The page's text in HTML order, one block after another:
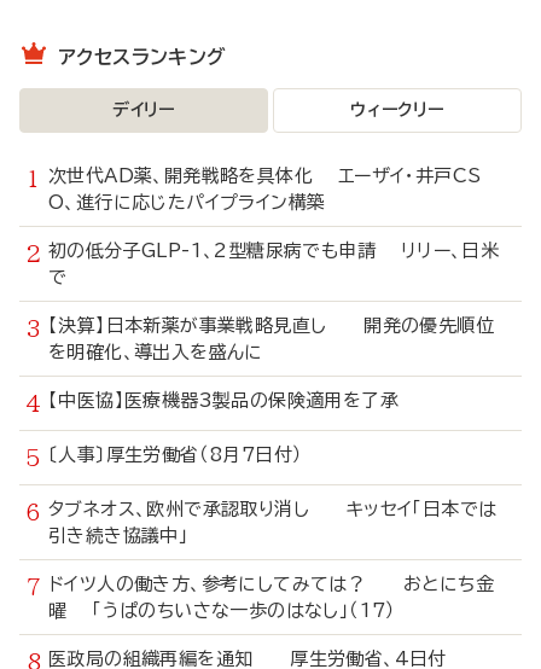
アクセスランキング
デイリー ウィークリー
次世代AD薬、開発戦略を具体化 エーザイ・井戸CS
O、進行に応じたパイプライン構築
初の低分子GLP-1、2型糖尿病でも申請 リリー、日米
で
【決算】日本新薬が事業戦略見直し 開発の優先順位
を明確化、導出入を盛んに
【中医協】医療機器3製品の保険適用を了承
〔人事〕厚生労働省（8月7日付）
タブネオス、欧州で承認取り消し キッセイ「日本では
引き続き協議中」
ドイツ人の働き方、参考にしてみては？ おとにち金
曜 「うぱのちいさな一歩のはなし」（17）
医政局の組織再編を通知 厚生労働省、4日付